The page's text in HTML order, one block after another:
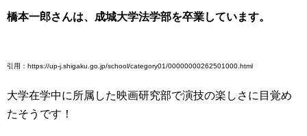
橋本一郎さんは、成城大学法学部を卒業しています。
引用：https://up-j.shigaku.go.jp/school/category01/00000000262501000.html
大学在学中に所属した映画研究部で演技の楽しさに目覚め
たそうです！